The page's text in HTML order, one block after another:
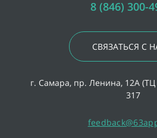
8 (846) 300-
СВЯЗАТЬСЯ С
г. Самара, пр. Ленина, 12А
317